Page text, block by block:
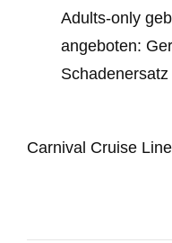
Adults-only
angeboten:
Schadenersatz
Carnival Cruise